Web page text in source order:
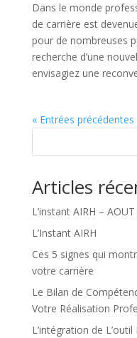
Dans le monde
de carrière est
pour de nombreuses
recherche d’une
envisagiez une
« Entrées précédentes
Articles
L’instant AIRH –
L’Instant AIRH
Ces 5 signes qui
votre carrière
Le Bilan de
Votre Réalisation
L’intégration de